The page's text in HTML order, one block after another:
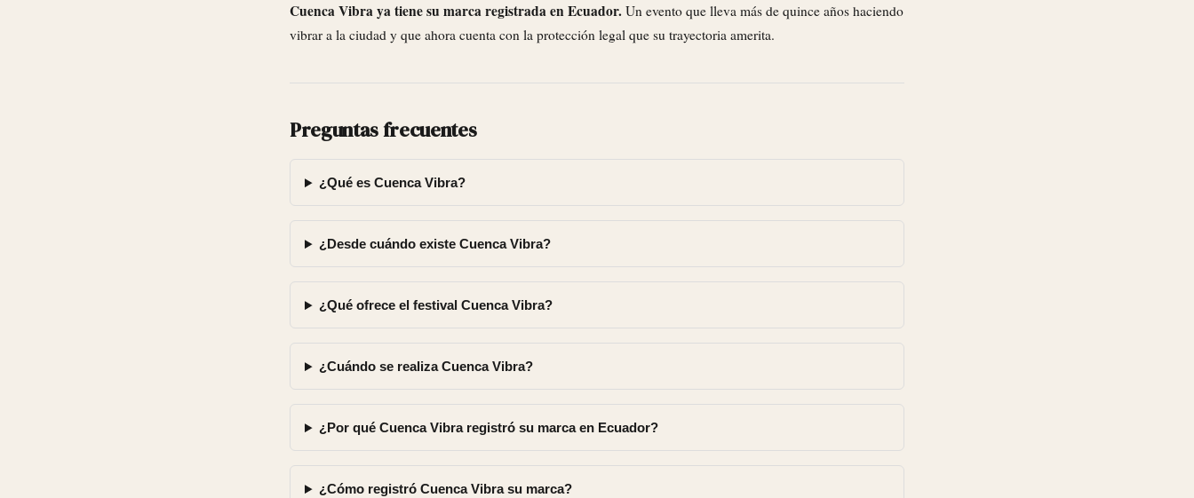
Cuenca Vibra ya tiene su marca registrada en Ecuador. Un evento que lleva más de quince años haciendo
vibrar a la ciudad y que ahora cuenta con la protección legal que su trayectoria amerita.
Preguntas frecuentes
¿Qué es Cuenca Vibra?
¿Desde cuándo existe Cuenca Vibra?
¿Qué ofrece el festival Cuenca Vibra?
¿Cuándo se realiza Cuenca Vibra?
¿Por qué Cuenca Vibra registró su marca en Ecuador?
¿Cómo registró Cuenca Vibra su marca?